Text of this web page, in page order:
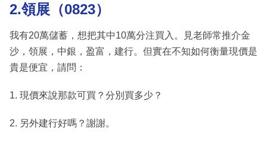
2.領展（0823）
我有20萬儲蓄，想把其中10萬分注買入。見老師常推介金
沙，領展，中銀，盈富，建行。但實在不知如何衡量現價是
貴是便宜，請問：
1. 現價來說那款可買？分別買多少？
2. 另外建行好嗎？謝謝。